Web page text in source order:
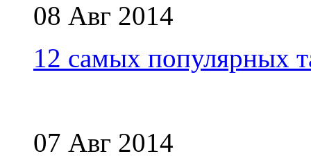
08 Авг 2014
12 самых популярных
07 Авг 2014